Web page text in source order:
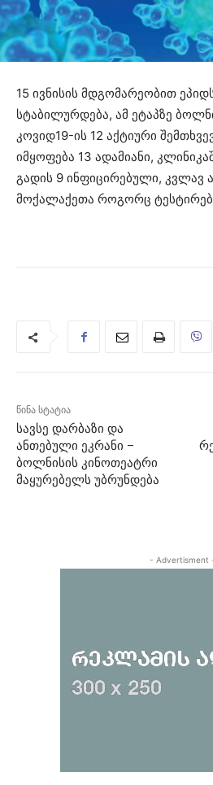
15 ივნისის მდგომარეობით
სტაბილურდება, ამ ეტაპზე
კოვიდ19-ის 12 აქტიური
იმყოფება 13 ადამიანი,
გადის 9 ინფიცირებული, კვლავ
მოქალაქეთა როგორც ტესტირება
წინა სტატია
სავსე დარბაზი და
ანთებული ეკრანი –
ბოლნისის კინოთეატრი
მაყურებელს უბრუნდება
- Advertisment